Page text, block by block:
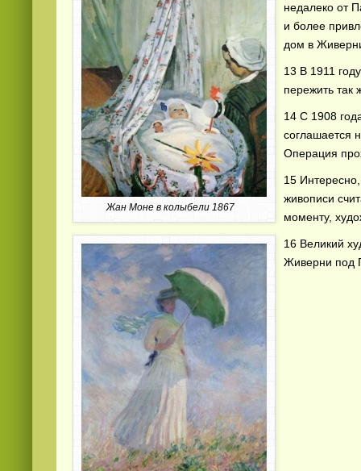
Жан Моне в колыбели 1867
недалеко от
и более
дом в
13 В 1911
пережить так
14 С 1908
соглашается
Операция
15
живописи
моменту,
16 Великий
Живерни под